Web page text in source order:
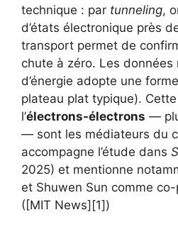
technique : par tunneling,
d’états électronique près
transport permet de
chute à zéro. Les données
d’énergie adopte une forme
plateau plat typique).
l’électrons-électrons —
— sont les médiateurs du
accompagne l’étude dans
2025) et mentionne
et Shuwen Sun comme
([MIT News][1])